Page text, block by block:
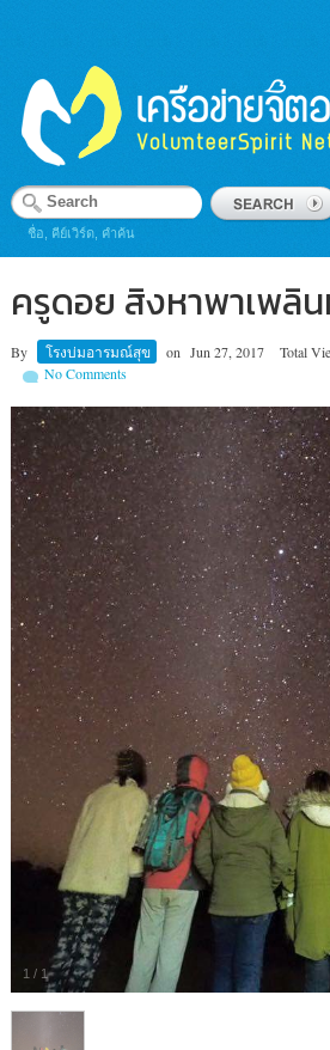
ชื่อ, คีย์เวิร์ด, คำค้น
ครูดอย สิงหาพาเพลิ
By โรงบ่มอารมณ์สุข on Jun 27, 2017 Total
No Comments
1 / 1